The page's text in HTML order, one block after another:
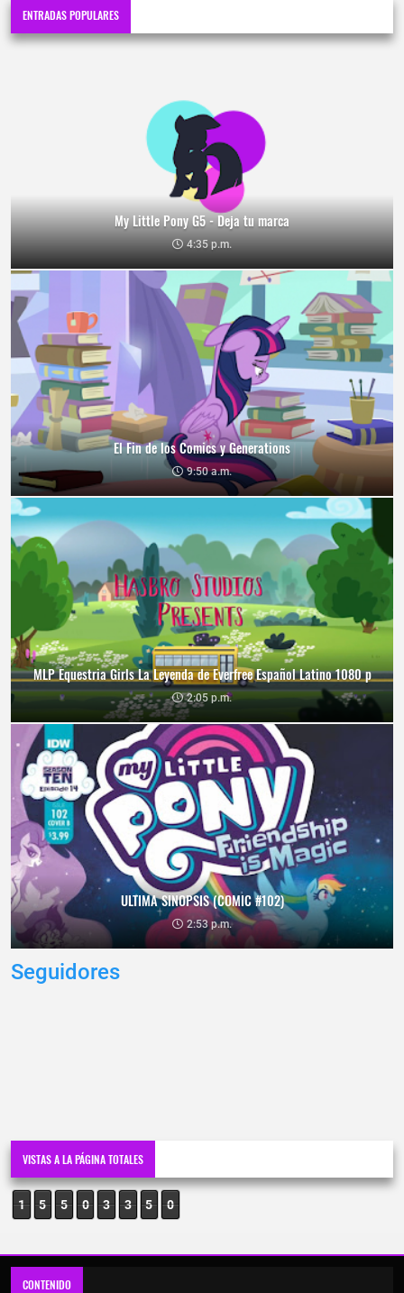
ENTRADAS POPULARES
My Little Pony G5 - Deja tu marca
4:35 p.m.
El Fin de los Comics y Generations
9:50 a.m.
MLP Equestria Girls La Leyenda de Everfree Español Latino 1080 p
2:05 p.m.
ULTIMA SINOPSIS (COMIC #102)
2:53 p.m.
Seguidores
VISTAS A LA PÁGINA TOTALES
1 5 5 0 3 3 5 0
CONTENIDO